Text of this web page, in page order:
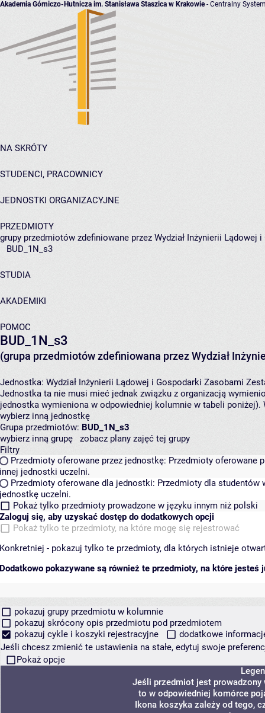
Akademia Górniczo-Hutnicza im. Stanisława Staszica w Krakowie- Centralny
NA SKRÓTY
STUDENCI, PRACOWNICY
JEDNOSTKI ORGANIZACYJNE
PRZEDMIOTY
grupy przedmiotów zdefiniowane przez Wydział Inżynierii Lądowej
BUD_1N_s3
STUDIA
AKADEMIKI
POMOC
BUD_1N_s3
(grupa przedmiotów zdefiniowana przez Wydział
Jednostka: Wydział Inżynierii Lądowej i Gospodarki Zasobami
Jednostka ta nie musi mieć jednak związku z organizacją
jednostka wymieniona w odpowiedniej kolumnie w tabeli
wybierz inną jednostkę
Grupa przedmiotów: BUD_1N_s3
wybierz inną grupę
zobacz plany zajęć tej grupy
Filtry
Przedmioty oferowane przez jednostkę: Przedmioty oferowane
innej jednostki uczelni.
Przedmioty oferowane dla jednostki: Przedmioty dla studentów
jednostkę uczelni.
Pokaż tylko przedmioty prowadzone w języku innym niż polski
Zaloguj się, aby uzyskać dostęp do dodatkowych opcji
Pokaż tylko te przedmioty, na które mogę się rejestrować
Konkretniej - pokazuj tylko te przedmioty, dla których istnieje
Dodatkowo pokazywane są również te przedmioty, na które jesteś
pokazuj grupy przedmiotu w kolumnie
pokazuj skrócony opis przedmiotu pod przedmiotem
pokazuj cykle i koszyki rejestracyjne
dodatkowe
Jeśli chcesz zmienić te ustawienia na stałe, edytuj swoje
Pokaż opcje
Jeśli przedmiot jest prowadzony
to w odpowiedniej komórce
Ikona koszyka zależy od tego,